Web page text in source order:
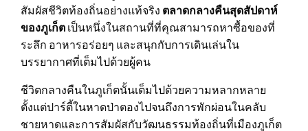
สัมผัสชีวิตท้องถิ่นอย่างแท้จริง ตลาดกลางคืนสุดสัปดาห์
ของภูเก็ต เป็นหนึ่งในสถานที่ที่คุณสามารถหาซื้อของที่
ระลึก อาหารอร่อยๆ และสนุกกับการเดินเล่นใน
บรรยากาศที่เต็มไปด้วยผู้คน
ชีวิตกลางคืนในภูเก็ตนั้นเต็มไปด้วยความหลากหลาย
ตั้งแต่ปาร์ตี้ในหาดป่าตองไปจนถึงการพักผ่อนในคลับ
ชายหาดและการสัมผัสกับวัฒนธรรมท้องถิ่นที่เมืองภูเก็ต